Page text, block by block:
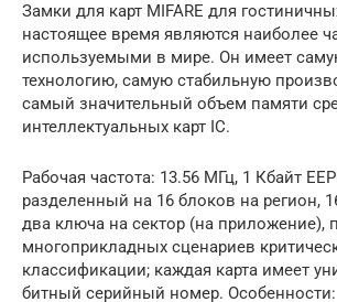
Замки для карт MIFARE для
настоящее время являются наиболее
используемыми в мире. Он имеет
технологию, самую стабильную
самый значительный объем памяти
интеллектуальных карт IC.
Рабочая частота: 13.56 МГц, 1 Кбайт
разделенный на 16 блоков на регион,
два ключа на сектор (на приложение),
многоприкладных сценариев
классификации; каждая карта имеет
битный серийный номер. Особенности: